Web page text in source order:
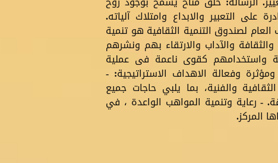
على التعبير والابداع وامتلاك آلياته.
لصندوق التنمية الثقافية هو تنمية
والآداب والارتقاء بهم ونشرهم
واستخدامهم كقوى ناعمة فى عملية
وفعالة الاهداف الاستراتيجية: -
والفنية، بما يلبي حاجات جميع
- رعاية وتنمية المواهب الواعدة ، في
المركز.